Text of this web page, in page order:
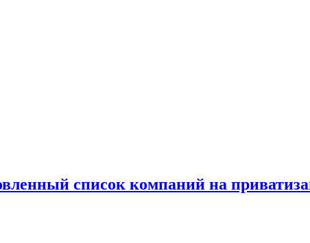
список компаний на